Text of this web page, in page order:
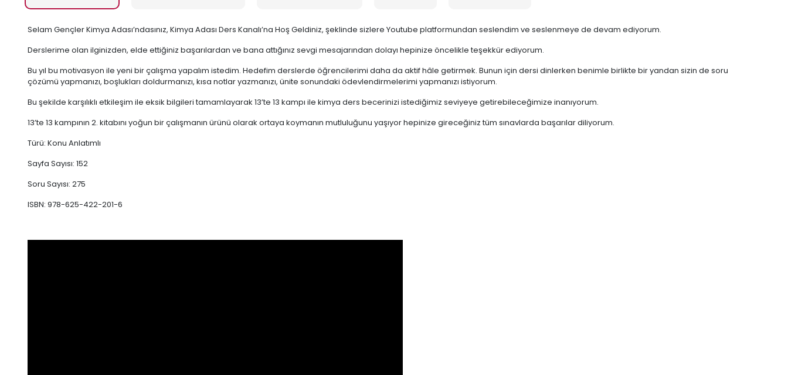
Selam Gençler Kimya Adası’ndasınız, Kimya Adası Ders Kanalı’na Hoş Geldiniz, şeklinde sizlere Youtube platformundan seslendim ve seslenmeye de devam ediyorum.
Derslerime olan ilginizden, elde ettiğiniz başarılardan ve bana attığınız sevgi mesajarından dolayı hepinize öncelikle teşekkür ediyorum.
Bu yıl bu motivasyon ile yeni bir çalışma yapalım istedim. Hedefim derslerde öğrencilerimi daha da aktif hâle getirmek. Bunun için dersi dinlerken benimle birlikte bir yandan sizin de soru
çözümü yapmanızı, boşlukları doldurmanızı, kısa notlar yazmanızı, ünite sonundaki ödevlendirmelerimi yapmanızı istiyorum.
Bu şekilde karşılıklı etkileşim ile eksik bilgileri tamamlayarak 13’te 13 kampı ile kimya ders becerinizi istediğimiz seviyeye getirebileceğimize inanıyorum.
13’te 13 kampının 2. kitabını yoğun bir çalışmanın ürünü olarak ortaya koymanın mutluluğunu yaşıyor hepinize gireceğiniz tüm sınavlarda başarılar diliyorum.
Türü: Konu Anlatımlı
Sayfa Sayısı: 152
Soru Sayısı: 275
ISBN: 978-625-422-201-6